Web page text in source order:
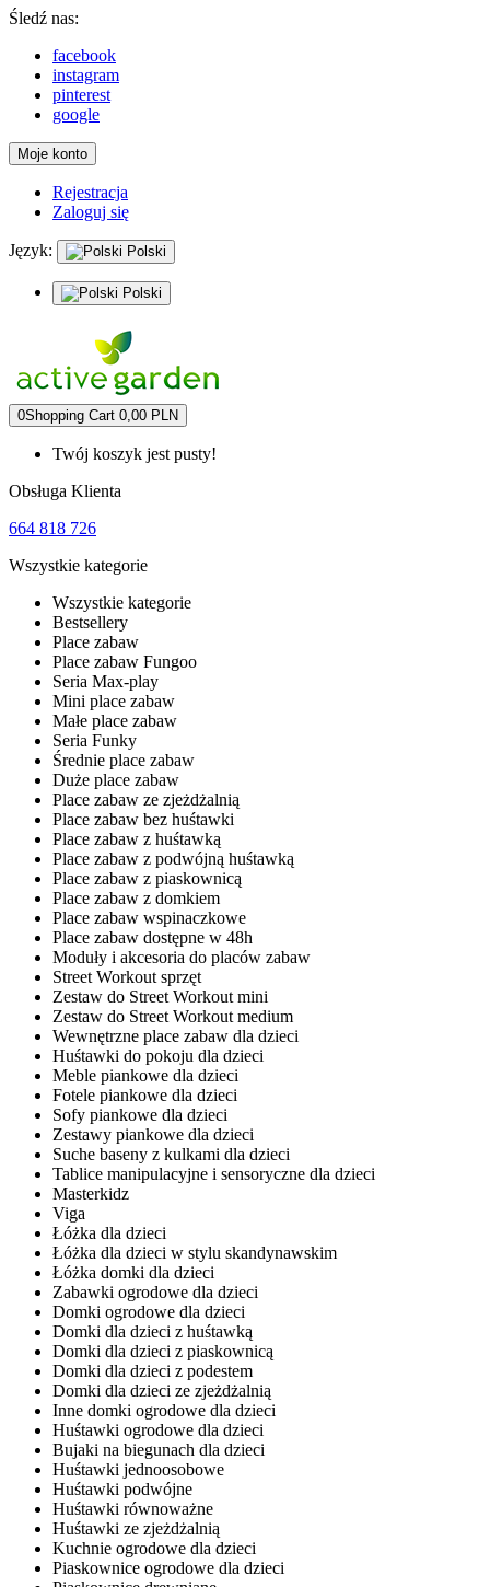
Śledź nas:
facebook
instagram
pinterest
google
Moje konto
Rejestracja
Zaloguj się
Język: Polski
Polski
0Shopping Cart 0,00 PLN
Twój koszyk jest pusty!
Obsługa Klienta
664 818 726
Wszystkie kategorie
Wszystkie kategorie
Bestsellery
Place zabaw
Place zabaw Fungoo
Seria Max-play
Mini place zabaw
Małe place zabaw
Seria Funky
Średnie place zabaw
Duże place zabaw
Place zabaw ze zjeżdżalnią
Place zabaw bez huśtawki
Place zabaw z huśtawką
Place zabaw z podwójną huśtawką
Place zabaw z piaskownicą
Place zabaw z domkiem
Place zabaw wspinaczkowe
Place zabaw dostępne w 48h
Moduły i akcesoria do placów zabaw
Street Workout sprzęt
Zestaw do Street Workout mini
Zestaw do Street Workout medium
Wewnętrzne place zabaw dla dzieci
Huśtawki do pokoju dla dzieci
Meble piankowe dla dzieci
Fotele piankowe dla dzieci
Sofy piankowe dla dzieci
Zestawy piankowe dla dzieci
Suche baseny z kulkami dla dzieci
Tablice manipulacyjne i sensoryczne dla dzieci
Masterkidz
Viga
Łóżka dla dzieci
Łóżka dla dzieci w stylu skandynawskim
Łóżka domki dla dzieci
Zabawki ogrodowe dla dzieci
Domki ogrodowe dla dzieci
Domki dla dzieci z huśtawką
Domki dla dzieci z piaskownicą
Domki dla dzieci z podestem
Domki dla dzieci ze zjeżdżalnią
Inne domki ogrodowe dla dzieci
Huśtawki ogrodowe dla dzieci
Bujaki na biegunach dla dzieci
Huśtawki jednoosobowe
Huśtawki podwójne
Huśtawki równoważne
Huśtawki ze zjeżdżalnią
Kuchnie ogrodowe dla dzieci
Piaskownice ogrodowe dla dzieci